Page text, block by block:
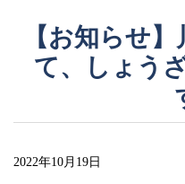
【お知らせ
て、しょう
2022年10月19日